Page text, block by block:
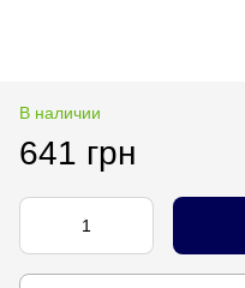
В наличии
641 грн